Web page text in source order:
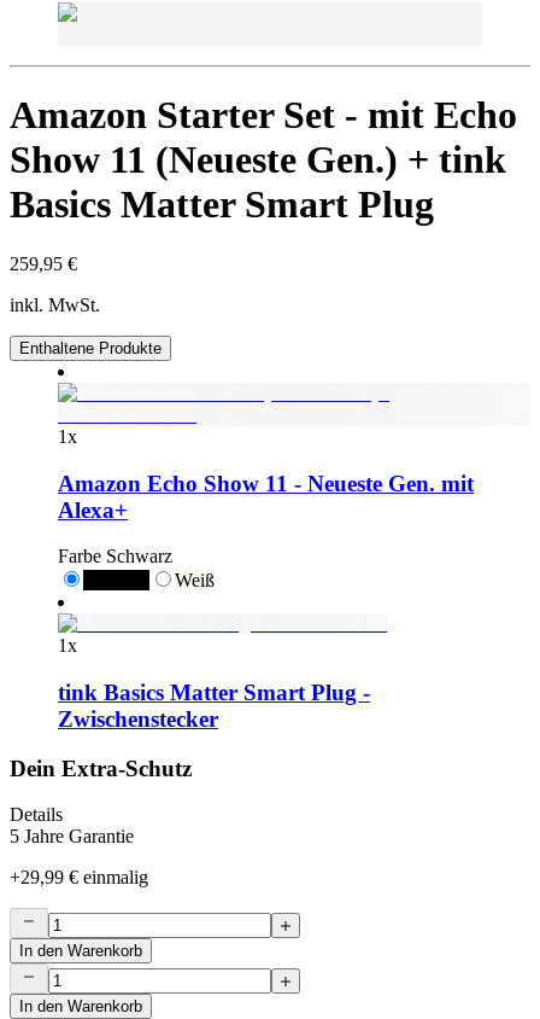
Amazon Starter Set - mit Echo
Show 11 (Neueste Gen.) + tink
Basics Matter Smart Plug
259,95 €
inkl. MwSt.
Enthaltene Produkte
1x
Amazon Echo Show 11 - Neueste Gen. mit
Alexa+
Farbe Schwarz
Weiß
1x
tink Basics Matter Smart Plug -
Zwischenstecker
Dein Extra-Schutz
Details
5 Jahre Garantie
+29,99 € einmalig
In den Warenkorb
In den Warenkorb